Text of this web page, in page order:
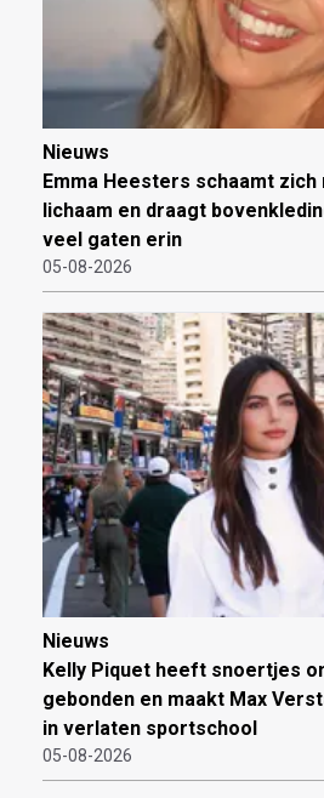
Nieuws
Emma Heesters schaamt
lichaam en draagt
veel gaten erin
05-08-2026
Nieuws
Kelly Piquet heeft snoertjes
gebonden en maakt Max
in verlaten sportschool
05-08-2026